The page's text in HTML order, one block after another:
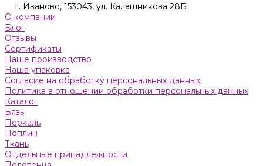
г. Иваново, 153043, ул. Калашникова 28Б
О компании
Блог
Отзывы
Сертификаты
Наше производство
Наша упаковка
Согласие на обработку персональных данных
Политика в отношении обработки персональных данных
Каталог
Бязь
Пeркaль
Поплин
Ткань
Отдельные принадлежности